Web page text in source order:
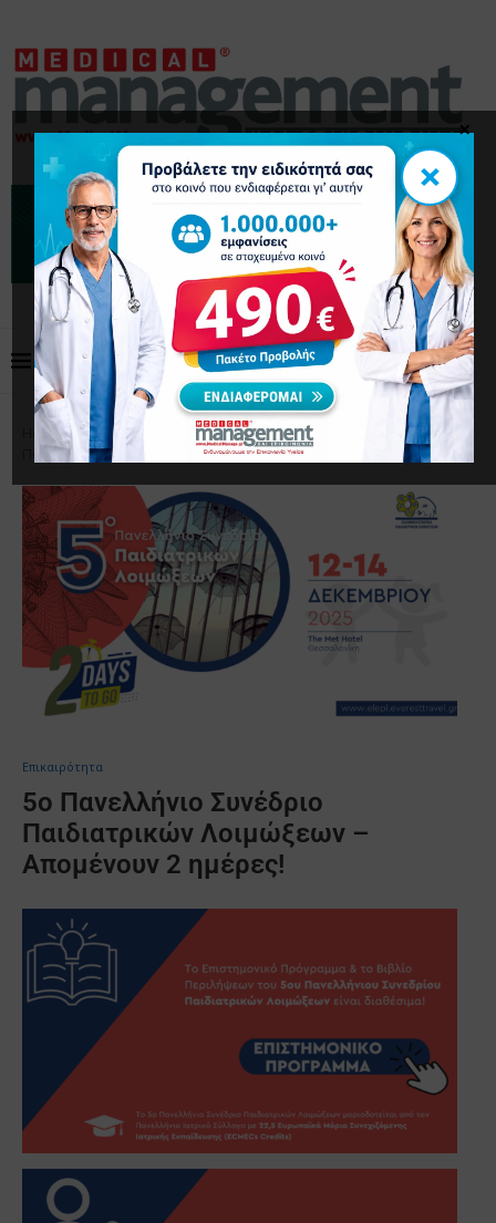
Home Επικαιρότητα
5ο Πανελλήνιο Συνέδριο
Παιδιατρικών Λοιμώξεων – Απομένουν 2 ημέρες!
Επικαιρότητα
5ο Πανελλήνιο Συνέδριο
Παιδιατρικών Λοιμώξεων –
Απομένουν 2 ημέρες!
×
×